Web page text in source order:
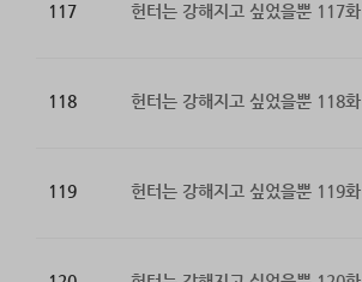
117 헌터는 강해지고 싶었을뿐 117화
118 헌터는 강해지고 싶었을뿐 118화
119 헌터는 강해지고 싶었을뿐 119화